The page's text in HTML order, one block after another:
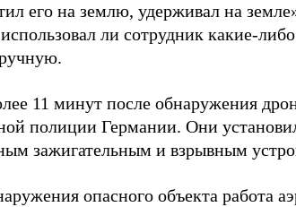
его на землю, удерживал на
ли сотрудник какие-
11 минут после обнаружения
полиции Германии. Они
зажигательным и взрывным
опасного объекта работа